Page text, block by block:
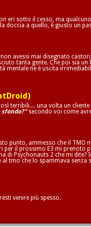
eri sotto il cesso, ma
doccia a quello, è giusto un
non avessi mai disegnato
tanta gente. Che poi sia un
mentale ne è uscita
terribili.... una volta un
sfondo?"secondo voi come
punto, ammesso che il TMO
per il prossimo E3 mi prenoto
di Psychonauts 2 che mi
tmo che lo spammava senza
venire più spesso.